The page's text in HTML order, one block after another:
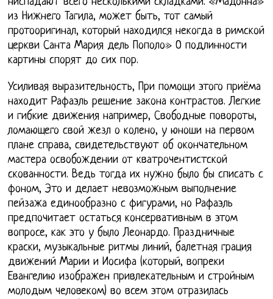
из Нижнего Тагила, может быть, тот самый
протооригинал, который находился некогда в римской
церкви Санта Мария дель Пополо» О подлинности
картины спорят до сих пор.
Усиливая выразительность, При помощи этого приёма
находит Рафаэль решение закона контрастов. Легкие
и гибкие движения например, Свободные повороты,
ломающего свой жезл о колено, у юноши на первом
плане справа, свидетельствуют об окончательном
мастера освобождении от кватрочентистской
скованности. Ведь тогда их нужно было бы списать с
фоном, Это и делает невозможным выполнение
пейзажа единообразно с фигурами, но Рафаэль
предпочитает остаться консервативным в этом
вопросе, как это у было Леонардо. Праздничные
краски, музыкальные ритмы линий, балетная грация
движений Марии и Иосифа (который, вопреки
Евангелию изображен привлекательным и стройным
молодым человеком) во всем этом отразилась